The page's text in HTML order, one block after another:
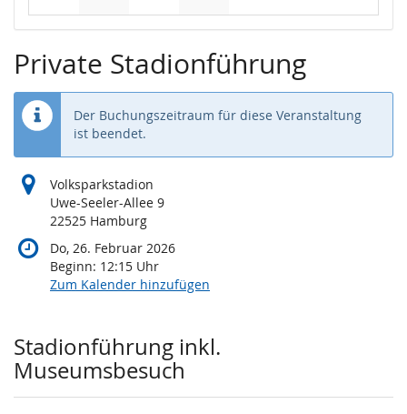
Keine Veranstaltungen
Keine Veranstaltungen
Keine Veranstaltungen
Keine Veranstaltungen
Keine Veranstaltungen
Private Stadionführung
Der Buchungszeitraum für diese Veranstaltung
ist beendet.
Volksparkstadion
Uwe-Seeler-Allee 9
22525 Hamburg
Do, 26. Februar 2026
Beginn: 12:15 Uhr
Zum Kalender hinzufügen
Produkte
Stadionführung inkl.
Museumsbesuch